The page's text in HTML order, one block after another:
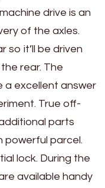
drive is an
of the axles.
so it’ll be driven
rear. The
a excellent answer
True off-
parts
powerful parcel.
lock. During the
available handy